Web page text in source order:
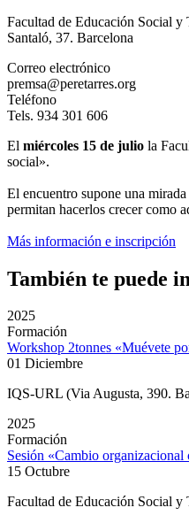
Facultad de Educación Social
Santaló, 37. Barcelona
Correo electrónico
premsa@peretarres.org
Teléfono
Tels. 934 301 606
El miércoles 15 de julio la
social».
El encuentro supone una
permitan hacerlos crecer como
Más información e inscripción
También te puede
2025
Formación
Workshop 2tonnes «Muévete
01 Diciembre
IQS-URL (Via Augusta, 390.
2025
Formación
Sesión «Cambio
15 Octubre
Facultad de Educación Social y